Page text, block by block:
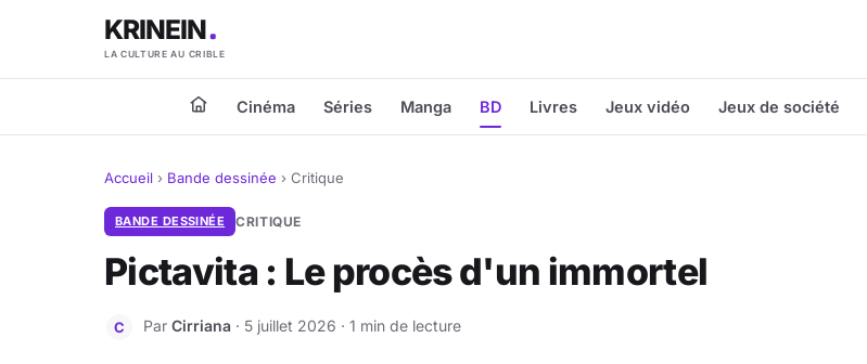
KRINEIN
LA CULTURE AU CRIBLE
Cinéma Séries Manga BD Livres Jeux vidéo Jeux de société
Accueil › Bande dessinée › Critique
BANDE DESSINÉE CRITIQUE
Pictavita : Le procès d'un immortel
C Par Cirriana · 5 juillet 2026 · 1 min de lecture